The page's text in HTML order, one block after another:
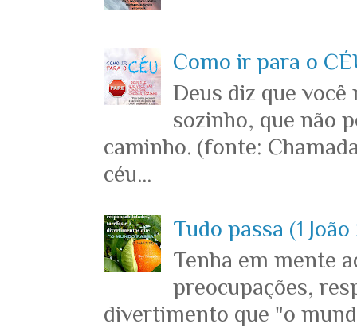
Como ir para o
Deus diz que você
sozinho, que não
caminho. (fonte:
céu...
Tudo passa (1 João
Tenha em mente
preocupações,
divertimento que "o